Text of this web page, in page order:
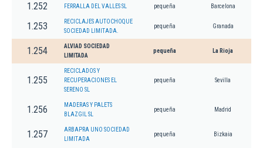
1.252 FERRALLA DEL VALLES SL pequeña Barcelona
1.253
RECICLAJES AUTOCHOQUE
SOCIEDAD LIMITADA.
pequeña Granada
1.254
ALVIAD SOCIEDAD
LIMITADA
pequeña La Rioja
1.255
RECICLADOS Y
RECUPERACIONES EL
SERENO SL
pequeña Sevilla
1.256
MADERAS Y PALETS
BLAZGIL SL
pequeña Madrid
1.257
ARBAPRA UNO SOCIEDAD
LIMITADA
pequeña Bizkaia